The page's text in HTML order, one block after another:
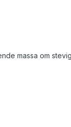
massa om